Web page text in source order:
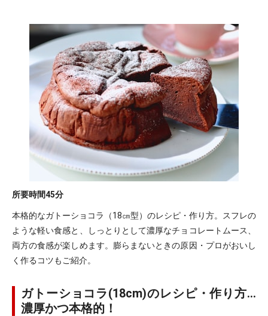
所要時間45分
本格的なガトーショコラ（18㎝型）のレシピ・作り方。スフレの
ような軽い食感と、しっとりとして濃厚なチョコレートムース、
両方の食感が楽しめます。膨らまないときの原因・プロがおいし
く作るコツもご紹介。
ガトーショコラ(18cm)のレシピ・作り方…
濃厚かつ本格的！